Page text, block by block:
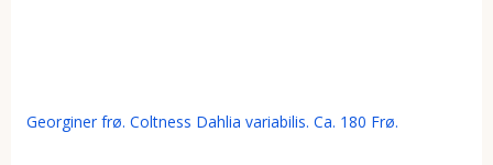
Georginer frø. Coltness Dahlia variabilis. Ca. 180 Frø.